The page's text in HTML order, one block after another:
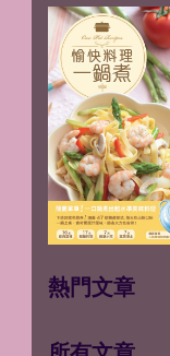
熱門文章